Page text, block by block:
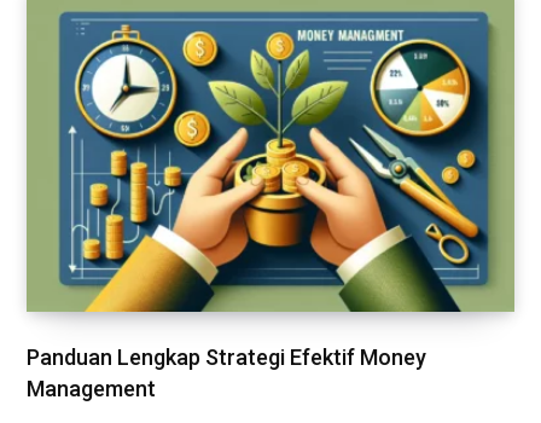
Panduan Lengkap Strategi Efektif Money
Management